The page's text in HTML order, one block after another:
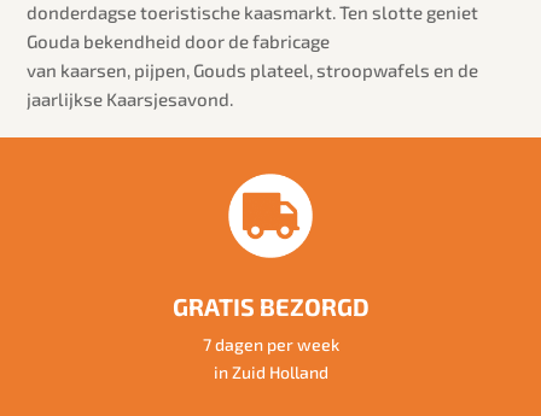
donderdagse toeristische kaasmarkt. Ten slotte geniet
Gouda bekendheid door de fabricage
van kaarsen, pijpen, Gouds plateel, stroopwafels en de
jaarlijkse Kaarsjesavond.
GRATIS BEZORGD
7 dagen per week
in Zuid Holland